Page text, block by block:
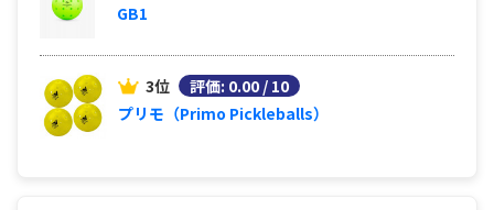
GB1
3位
評価: 0.00 / 10
プリモ（Primo Pickleballs）